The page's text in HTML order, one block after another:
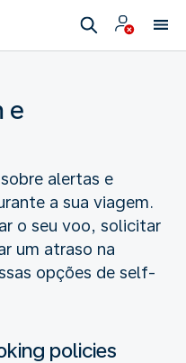
e
alertas e
a sua viagem.
o seu voo, solicitar
um atraso na
opções de self-
policies